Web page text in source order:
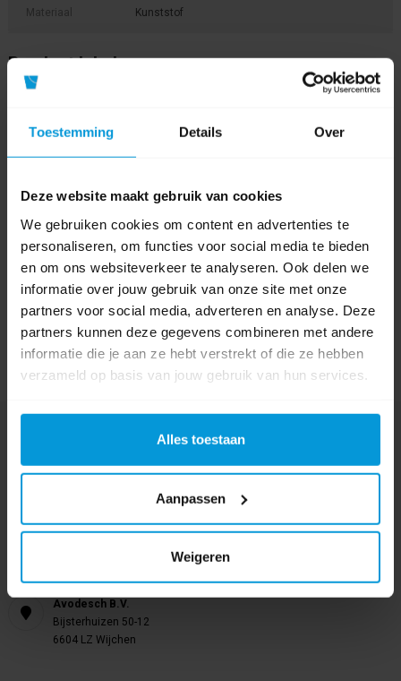
Toestemming Details Over
Deze website maakt gebruik van cookies
We gebruiken cookies om content en advertenties te
personaliseren, om functies voor social media te bieden
en om ons websiteverkeer te analyseren. Ook delen we
informatie over jouw gebruik van onze site met onze
partners voor social media, adverteren en analyse. Deze
partners kunnen deze gegevens combineren met andere
informatie die je aan ze hebt verstrekt of die ze hebben
verzameld op basis van jouw gebruik van hun services.
Alles toestaan
Aanpassen
Weigeren
Materiaal Kunststof
Product labels
0 beoordeling(en)
Schrijf als eerste voor dit product een beoordeling
Avodesch B.V.
Bijsterhuizen 50-12
6604 LZ Wijchen